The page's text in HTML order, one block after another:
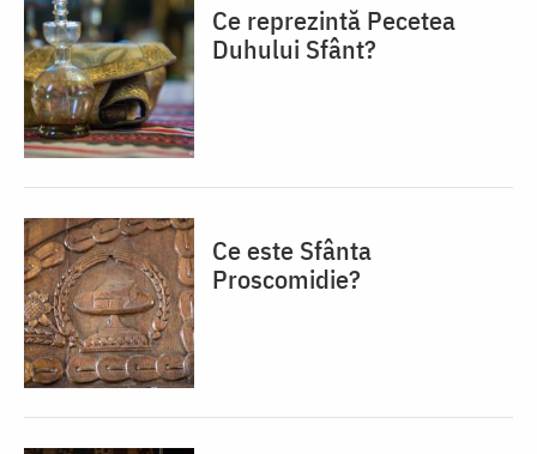
Ce reprezintă Pecetea
Duhului Sfânt?
Ce este Sfânta
Proscomidie?